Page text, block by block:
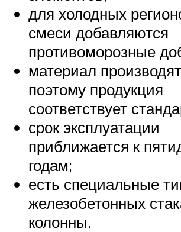
для холодных
смеси добавляются
противоморозные
материал
поэтому продукция
соответствует
срок эксплуатации
приближается к
годам;
есть специальные
железобетонных
колонны.